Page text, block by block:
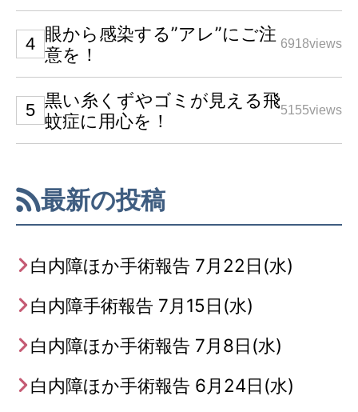
眼から感染する”アレ”にご注
意を！
6918views
黒い糸くずやゴミが見える飛
蚊症に用心を！
5155views
最新の投稿
白内障ほか手術報告 7月22日(水)
白内障手術報告 7月15日(水)
白内障ほか手術報告 7月8日(水)
白内障ほか手術報告 6月24日(水)